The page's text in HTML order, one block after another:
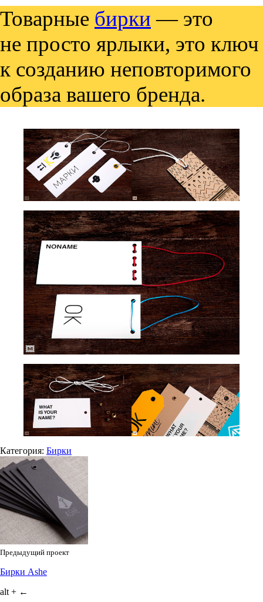
Товарные бирки — это
не просто ярлыки, это ключ
к созданию неповторимого
образа вашего бренда.
Категория: Бирки
Предыдущий проект
Бирки Ashe
alt + ←